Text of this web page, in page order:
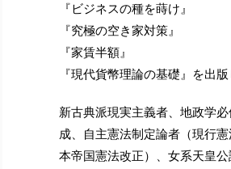
『ビジネスの種を蒔け』
『究極の空き家対策』
『家賃半額』
『現代貨幣理論の基礎』を出版
新古典派現実主義者、地政学
成、自主憲法制定論者（現行
本帝国憲法改正）、女系天皇